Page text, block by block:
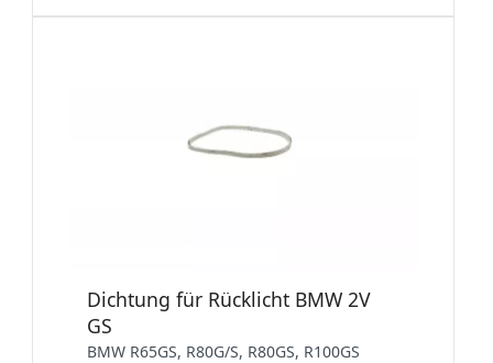
Dichtung für Rücklicht BMW 2V
GS
BMW R65GS, R80G/S, R80GS, R100GS